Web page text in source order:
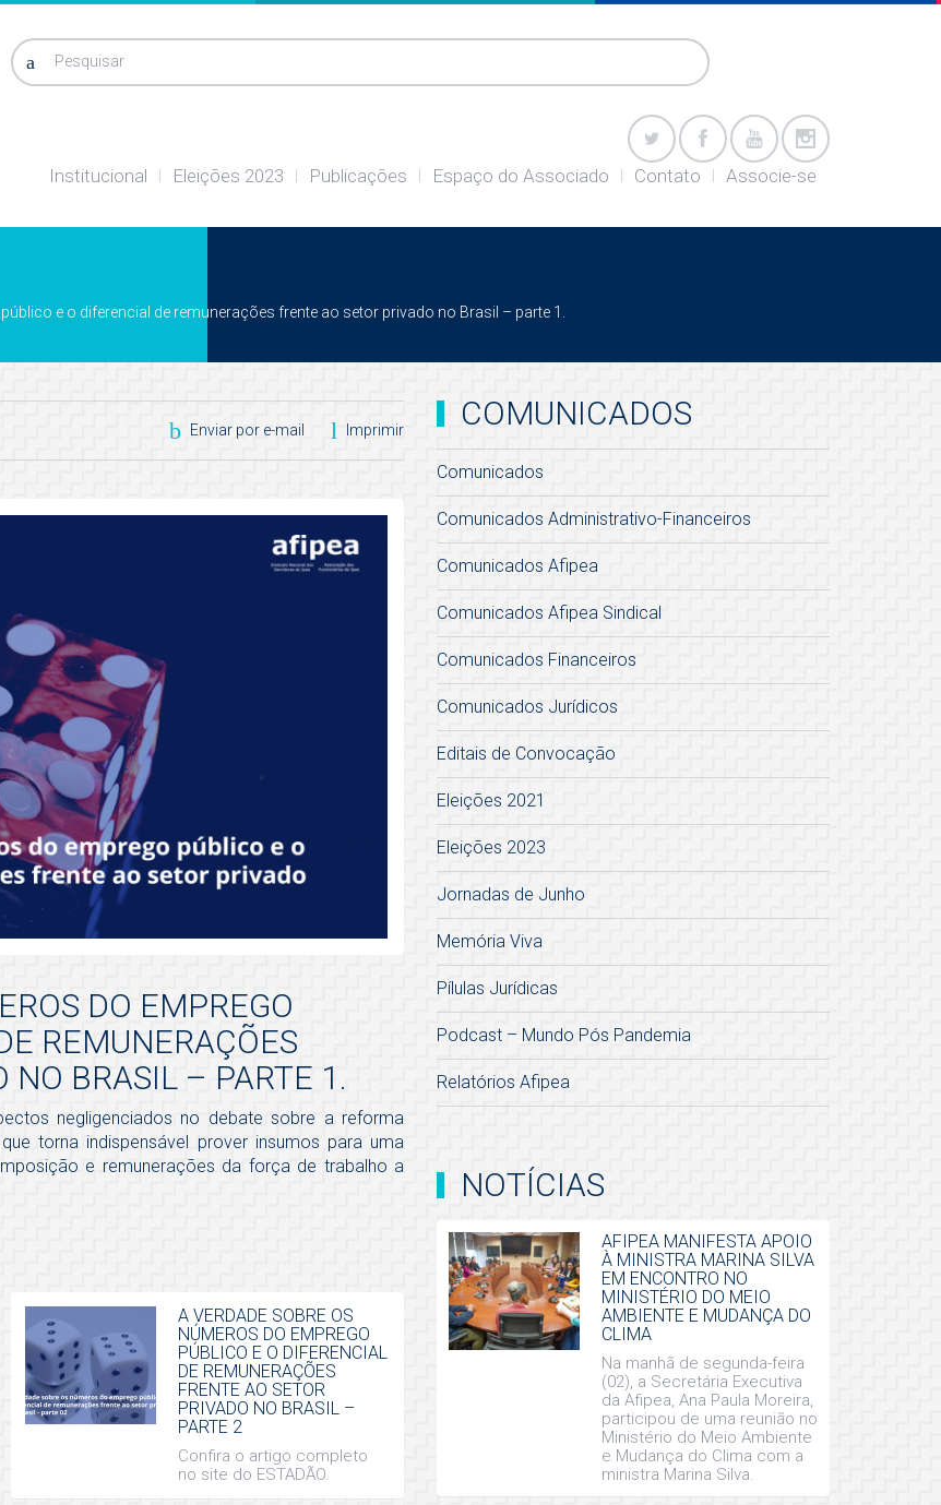
Pesquisar
Institucional Eleições 2023 Publicações Espaço do Associado Contato Associe-se
e o diferencial de remunerações frente ao setor privado no Brasil – parte 1.
Enviar por e-mail Imprimir
DO EMPREGO
REMUNERAÇÕES
NO BRASIL – PARTE 1.
negligenciados no debate sobre a reforma
torna indispensável prover insumos para uma
e remunerações da força de trabalho a
A VERDADE SOBRE OS
NÚMEROS DO EMPREGO
PÚBLICO E O DIFERENCIAL
DE REMUNERAÇÕES
FRENTE AO SETOR
PRIVADO NO BRASIL –
PARTE 2
Confira o artigo completo
no site do ESTADÃO.
COMUNICADOS
Comunicados
Comunicados Administrativo-Financeiros
Comunicados Afipea
Comunicados Afipea Sindical
Comunicados Financeiros
Comunicados Jurídicos
Editais de Convocação
Eleições 2021
Eleições 2023
Jornadas de Junho
Memória Viva
Pílulas Jurídicas
Podcast – Mundo Pós Pandemia
Relatórios Afipea
NOTÍCIAS
AFIPEA MANIFESTA APOIO
À MINISTRA MARINA SILVA
EM ENCONTRO NO
MINISTÉRIO DO MEIO
AMBIENTE E MUDANÇA DO
CLIMA
Na manhã de segunda-feira
(02), a Secretária Executiva
da Afipea, Ana Paula Moreira,
participou de uma reunião no
Ministério do Meio Ambiente
e Mudança do Clima com a
ministra Marina Silva.